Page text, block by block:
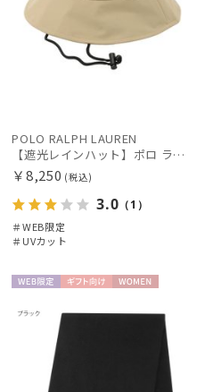
POLO RALPH LAUREN
【遮光レインハット】ポロ ラルフ ローレン (POLO RALPH LAUREN) ワンポイントPP刺繍 レインハット
￥8,250 (税込)
3.0 （1）
＃WEB限定
＃UVカット
定
向け
N